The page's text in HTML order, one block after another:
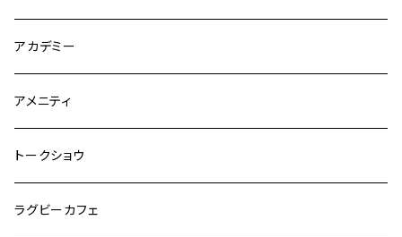
アカデミー
アメニティ
トークショウ
ラグビーカフェ